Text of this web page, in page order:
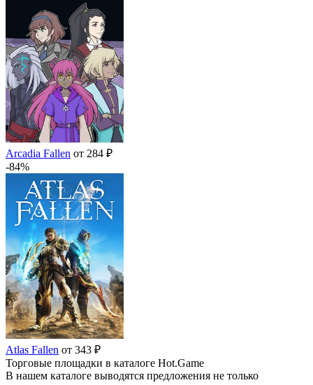
Arcadia Fallen от 284 ₽
-84%
Atlas Fallen от 343 ₽
Торговые площадки в каталоге Hot.Game
В нашем каталоге выводятся предложения не только